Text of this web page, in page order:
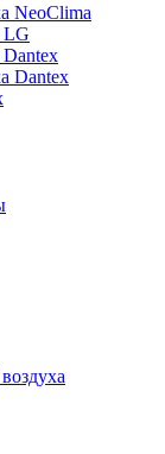
NeoClima
LG
Dantex